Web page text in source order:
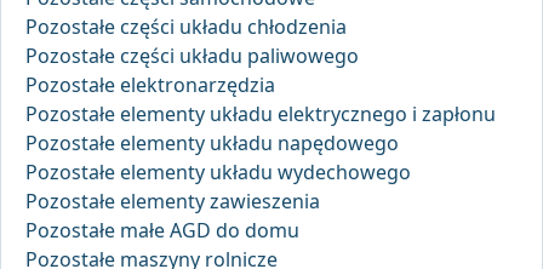
Pozostałe części układu chłodzenia
Pozostałe części układu paliwowego
Pozostałe elektronarzędzia
Pozostałe elementy układu elektrycznego i zapłonu
Pozostałe elementy układu napędowego
Pozostałe elementy układu wydechowego
Pozostałe elementy zawieszenia
Pozostałe małe AGD do domu
Pozostałe maszyny rolnicze